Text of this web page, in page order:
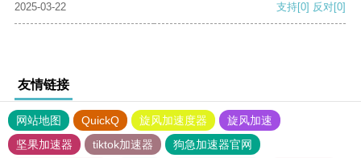
2025-03-22
支持[0] 反对[0]
友情链接
网站地图 QuickQ 旋风加速度器
旋风加速
坚果加速器
tiktok加速器
狗急加速器官网